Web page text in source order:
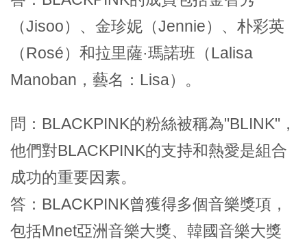
（Jisoo）、金珍妮（Jennie）、朴彩英
（Rosé）和拉里薩·瑪諾班（Lalisa
Manoban，藝名：Lisa）。
問：BLACKPINK的粉絲被稱為"BLINK"，
他們對BLACKPINK的支持和熱愛是組合
成功的重要因素。
答：BLACKPINK曾獲得多個音樂獎項，
包括Mnet亞洲音樂大獎、韓國音樂大獎